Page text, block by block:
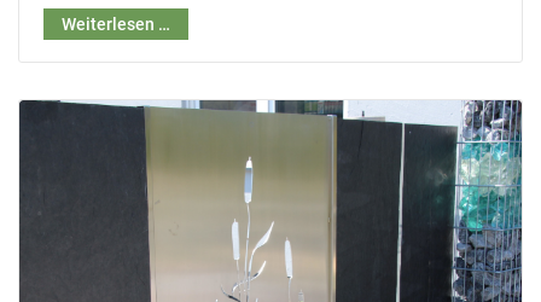
Weiterlesen …